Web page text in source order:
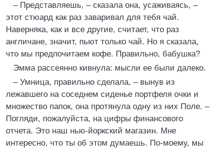
– Представляешь, – сказала она, усаживаясь, –
этот стюард как раз заваривал для тебя чай.
Наверняка, как и все другие, считает, что раз
англичане, значит, пьют только чай. Но я сказала,
что мы предпочитаем кофе. Правильно, бабушка?
Эмма рассеянно кивнула: мысли ее были далеко.
– Умница, правильно сделала, – вынув из
лежавшего на соседнем сиденье портфеля очки и
множество папок, она протянула одну из них Поле. –
Погляди, пожалуйста, на цифры финансового
отчета. Это наш нью-йоркский магазин. Мне
интересно, что ты об этом думаешь. По-моему, мы